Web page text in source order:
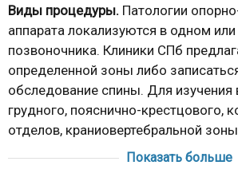
Виды процедуры. Патологии
аппарата локализуются в одном
позвоночника. Клиники СПб
определенной зоны либо
обследование спины. Для изучения
грудного, пояснично-крестцового,
отделов, краниовертебральной
томографию с контрастом.Показать больше